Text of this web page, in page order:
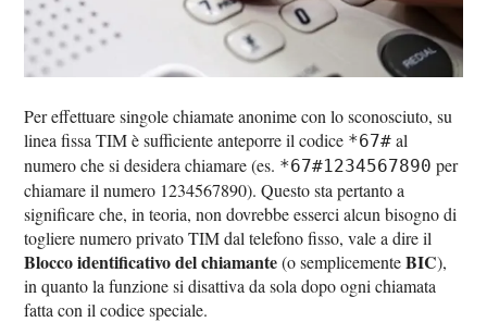
Per effettuare singole chiamate anonime con lo sconosciuto, su
linea fissa TIM è sufficiente anteporre il codice *67# al
numero che si desidera chiamare (es. *67#1234567890 per
chiamare il numero 1234567890). Questo sta pertanto a
significare che, in teoria, non dovrebbe esserci alcun bisogno di
togliere numero privato TIM dal telefono fisso, vale a dire il
Blocco identificativo del chiamante(o semplicementeBIC),
in quanto la funzione si disattiva da sola dopo ogni chiamata
fatta con il codice speciale.